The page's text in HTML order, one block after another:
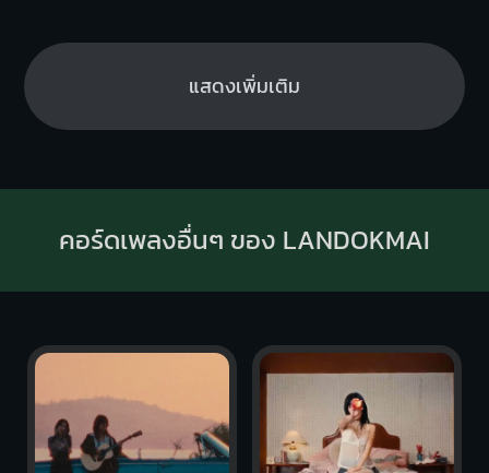
แสดงเพิ่มเติม
คอร์ดเพลงอื่นๆ ของ LANDOKMAI